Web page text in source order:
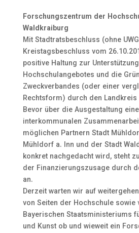
Forschungszentrum der
Waldkraiburg
Mit Stadtratsbeschluss (ohne
Kreistagsbeschluss vom
positive Haltung zur
Hochschulangebotes und die
Zweckverbandes (oder einer
Rechtsform) durch den
Bevor über die Ausgestaltung
interkommunalen
möglichen Partnern Stadt
Mühldorf a. Inn und der Stadt
konkret nachgedacht wird, steht
der Finanzierungszusage durch
an.
Derzeit warten wir auf
von Seiten der Hochschule sowie
Bayerischen Staatsministeriums
und Kunst ob und wieweit ein